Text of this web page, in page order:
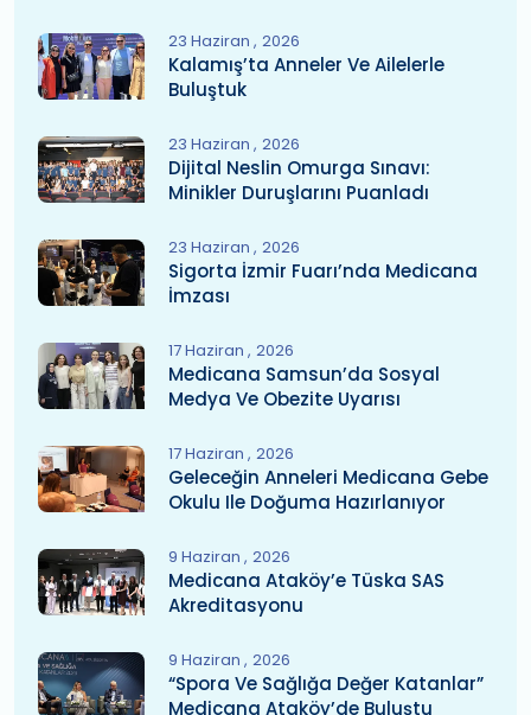
23 Haziran 2026
Kalamış’ta Anneler Ve Ailelerle
Buluştuk
23 Haziran 2026
Dijital Neslin Omurga Sınavı:
Minikler Duruşlarını Puanladı
23 Haziran 2026
Sigorta İzmir Fuarı’nda Medicana
İmzası
17 Haziran 2026
Medicana Samsun’da Sosyal
Medya Ve Obezite Uyarısı
17 Haziran 2026
Geleceğin Anneleri Medicana Gebe
Okulu Ile Doğuma Hazırlanıyor
9 Haziran 2026
Medicana Ataköy’e Tüska SAS
Akreditasyonu
9 Haziran 2026
“Spora Ve Sağlığa Değer Katanlar”
Medicana Ataköy’de Buluştu